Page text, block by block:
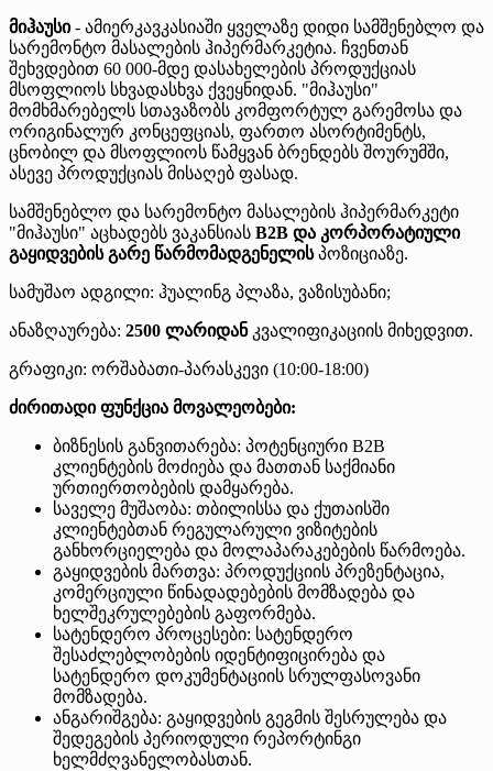
მიჰაუსი- ამიერკავკასიაში ყველაზე დიდი სამშენებლო და
სარემონტო მასალების ჰიპერმარკეტია. ჩვენთან
შეხვდებით 60 000-მდე დასახელების პროდუქციას
მსოფლიოს სხვადასხვა ქვეყნიდან. "მიჰაუსი"
მომხმარებელს სთავაზობს კომფორტულ გარემოსა და
ორიგინალურ კონცეფციას, ფართო ასორტიმენტს,
ცნობილ და მსოფლიოს წამყვან ბრენდებს შოურუმში,
ასევე პროდუქციას მისაღებ ფასად.
სამშენებლო და სარემონტო მასალების ჰიპერმარკეტი
"მიჰაუსი" აცხადებს ვაკანსიას B2B და კორპორატიული
გაყიდვების გარე წარმომადგენელისპოზიციაზე.
სამუშაო ადგილი: ჰუალინგ პლაზა, ვაზისუბანი;
ანაზღაურება: 2500 ლარიდანკვალიფიკაციის მიხედვით.
გრაფიკი: ორშაბათი-პარასკევი (10:00-18:00)
ძირითადი ფუნქცია მოვალეობები:
ბიზნესის განვითარება: პოტენციური B2B
კლიენტების მოძიება და მათთან საქმიანი
ურთიერთობების დამყარება.
საველე მუშაობა: თბილისსა და ქუთაისში
კლიენტებთან რეგულარული ვიზიტების
განხორციელება და მოლაპარაკებების წარმოება.
გაყიდვების მართვა: პროდუქციის პრეზენტაცია,
კომერციული წინადადებების მომზადება და
ხელშეკრულებების გაფორმება.
სატენდერო პროცესები: სატენდერო
შესაძლებლობების იდენტიფიცირება და
სატენდერო დოკუმენტაციის სრულფასოვანი
მომზადება.
ანგარიშგება: გაყიდვების გეგმის შესრულება და
შედეგების პერიოდული რეპორტინგი
ხელმძღვანელობასთან.